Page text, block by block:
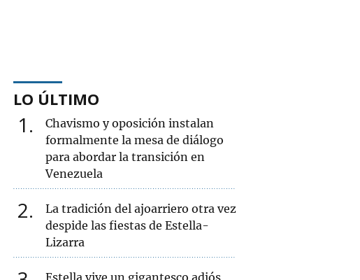
LO ÚLTIMO
1
Chavismo y oposición instalan
formalmente la mesa de diálogo
para abordar la transición en
Venezuela
2
La tradición del ajoarriero otra vez
despide las fiestas de Estella-
Lizarra
Estella vive un gigantesco adiós